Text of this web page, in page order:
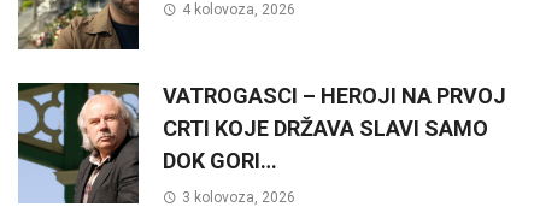
4 kolovoza, 2026
VATROGASCI – HEROJI NA PRVOJ
CRTI KOJE DRŽAVA SLAVI SAMO
DOK GORI…
3 kolovoza, 2026